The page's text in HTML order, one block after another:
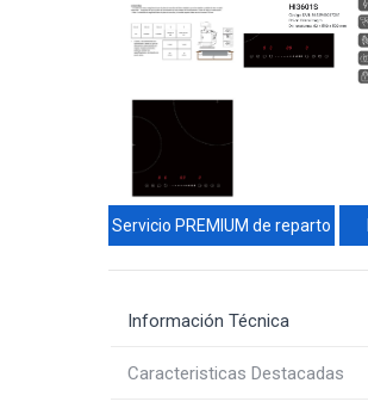
Servicio PREMIUM de reparto
Información Técnica
Caracteristicas Destacadas